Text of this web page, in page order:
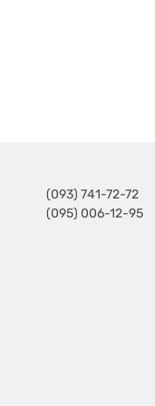
(093) 741-72-72
(095) 006-12-95